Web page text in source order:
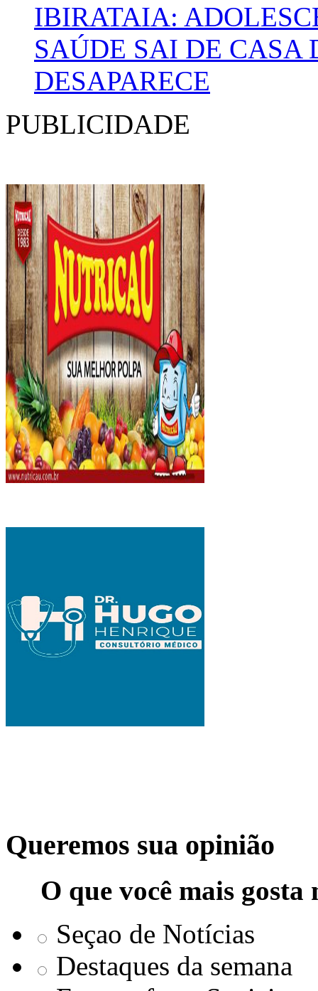
IBIRATAIA:
SAÚDE SAI DE CASA
DESAPARECE
PUBLICIDADE
Queremos sua opinião
O que você mais
Seçao de Notícias
Destaques da semana